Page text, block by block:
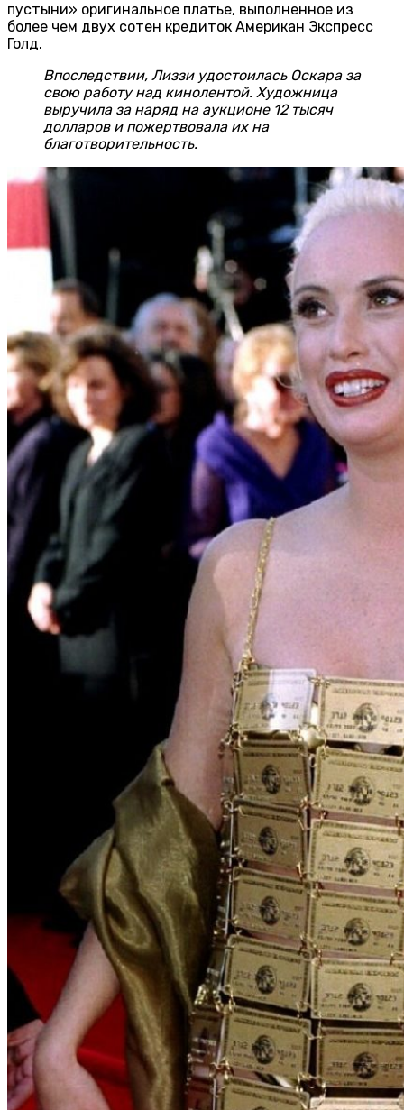
пустыни» оригинальное платье, выполненное из
более чем двух сотен кредиток Американ Экспресс
Голд.
Впоследствии, Лиззи удостоилась Оскара за
свою работу над кинолентой. Художница
выручила за наряд на аукционе 12 тысяч
долларов и пожертвовала их на
благотворительность.